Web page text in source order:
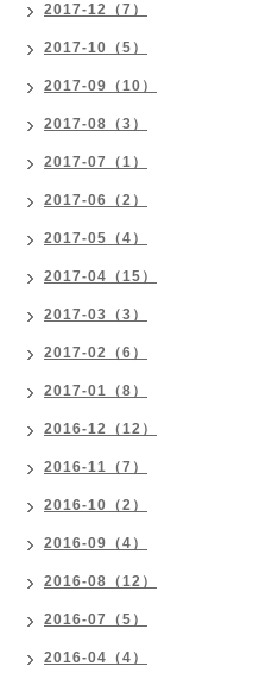
2017-12（7）
2017-10（5）
2017-09（10）
2017-08（3）
2017-07（1）
2017-06（2）
2017-05（4）
2017-04（15）
2017-03（3）
2017-02（6）
2017-01（8）
2016-12（12）
2016-11（7）
2016-10（2）
2016-09（4）
2016-08（12）
2016-07（5）
2016-04（4）